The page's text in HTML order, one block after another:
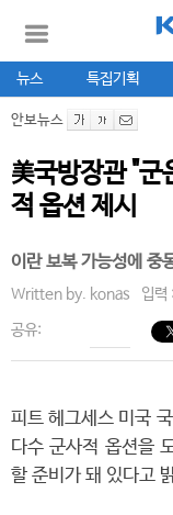
뉴스 특집기획
안보뉴스
美국방장관 "
적 옵션 제시
이란 보복 가능성에 중
Written by. konas 입
공유:
피트 헤그세스 미국
다수 군사적 옵션을
할 준비가 돼 있다고